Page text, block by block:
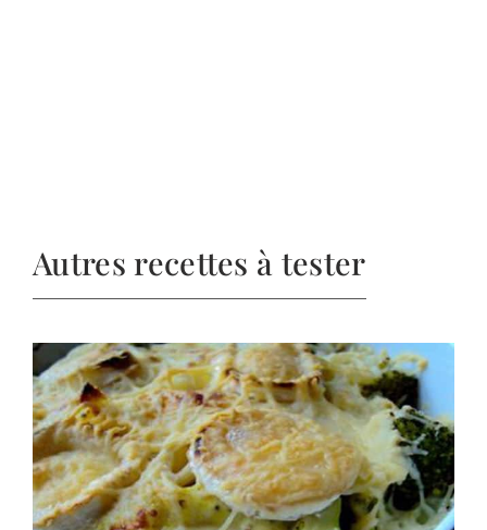
Autres recettes à tester